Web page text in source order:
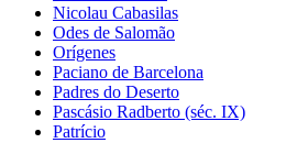
Nicolau Cabasilas
Odes de Salomão
Orígenes
Paciano de Barcelona
Padres do Deserto
Pascásio Radberto (séc. IX)
Patrício